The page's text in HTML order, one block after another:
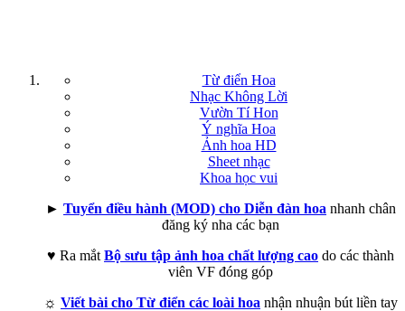
Từ điển Hoa
Nhạc Không Lời
Vườn Tí Hon
Ý nghĩa Hoa
Ảnh hoa HD
Sheet nhạc
Khoa học vui
► Tuyển điều hành (MOD) cho Diễn đàn hoa nhanh chân
đăng ký nha các bạn
♥ Ra mắt Bộ sưu tập ảnh hoa chất lượng cao do các thành
viên VF đóng góp
☼ Viết bài cho Từ điển các loài hoa nhận nhuận bút liền tay